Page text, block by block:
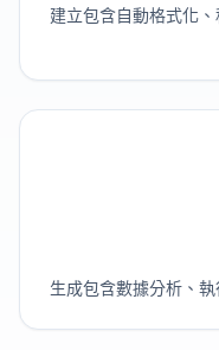
建立包含自動格式化
生成包含數據分析、